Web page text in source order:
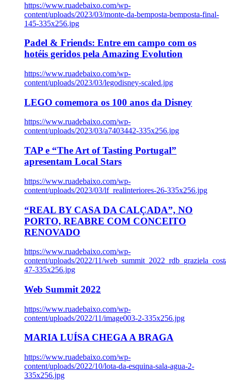
https://www.ruadebaixo.com/wp-
content/uploads/2023/03/monte-da-bemposta-bemposta-final-
145-335x256.jpg
Padel & Friends: Entre em campo com os
hotéis geridos pela Amazing Evolution
https://www.ruadebaixo.com/wp-
content/uploads/2023/03/legodisney-scaled.jpg
LEGO comemora os 100 anos da Disney
https://www.ruadebaixo.com/wp-
content/uploads/2023/03/a7403442-335x256.jpg
TAP e “The Art of Tasting Portugal”
apresentam Local Stars
https://www.ruadebaixo.com/wp-
content/uploads/2023/03/lf_realinteriores-26-335x256.jpg
“REAL BY CASA DA CALÇADA”, NO
PORTO, REABRE COM CONCEITO
RENOVADO
https://www.ruadebaixo.com/wp-
content/uploads/2022/11/
47-335x256.jpg
Web Summit 2022
https://www.ruadebaixo.com/wp-
content/uploads/2022/11/image003-2-335x256.jpg
MARIA LUÍSA CHEGA A BRAGA
https://www.ruadebaixo.com/wp-
content/uploads/2022/10/lota-da-esquina-sala-agua-2-
335x256.jpg